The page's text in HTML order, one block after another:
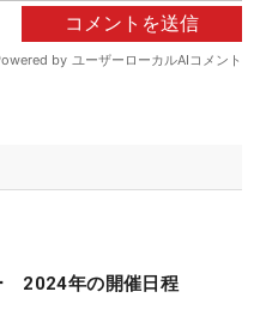
2024年の開催日程